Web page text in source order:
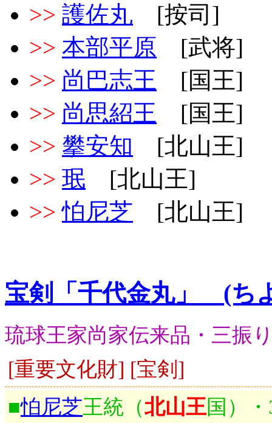
>> 護佐丸 [按司]
>> 本部平原 [武将]
>> 尚巴志王 [国王]
>> 尚思紹王 [国王]
>> 攀安知 [北山王]
>> 珉 [北山王]
>> 怕尼芝 [北山王]
宝剣「千代金丸」 (ち
琉球王家尚家伝来品・三振
[重要文化財] [宝剣]
■怕尼芝王統（北山王国）